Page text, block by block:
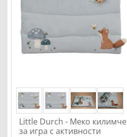
Little Durch - Меко килимче
за игра с активности